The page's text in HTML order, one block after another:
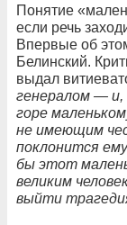
Понятие
если речь
Впервые об
Белинский.
выдал
генералом — и,
горе
не имеющим
поклонится
бы этот
великим
выйти